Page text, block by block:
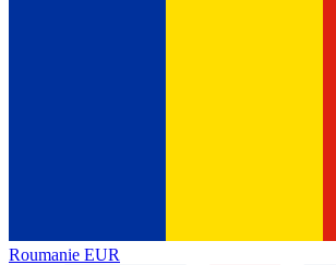
Roumanie EUR